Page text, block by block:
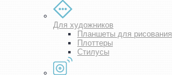
Для художников
Планшеты для рисования
Плоттеры
Стилусы